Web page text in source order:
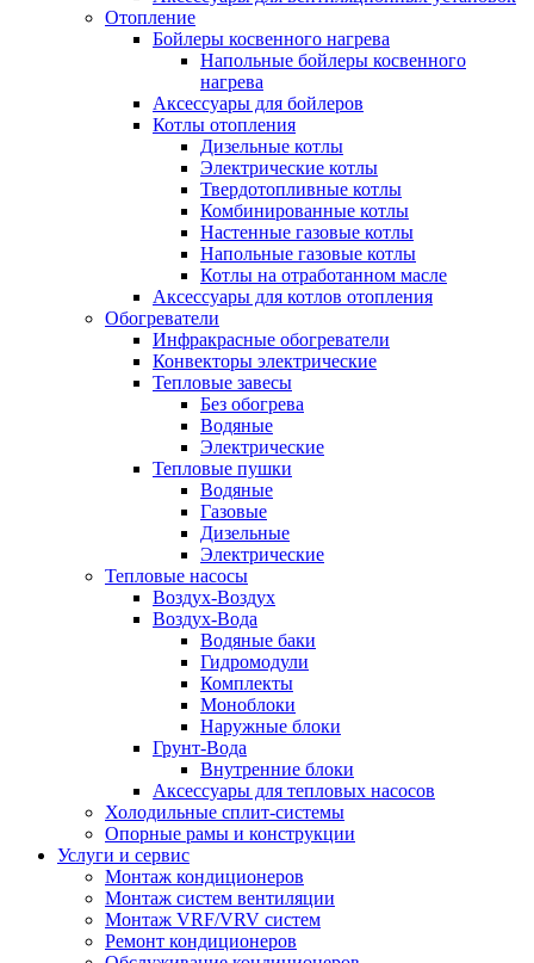
Отопление
Бойлеры косвенного нагрева
Напольные бойлеры косвенного
нагрева
Аксессуары для бойлеров
Котлы отопления
Дизельные котлы
Электрические котлы
Твердотопливные котлы
Комбинированные котлы
Настенные газовые котлы
Напольные газовые котлы
Котлы на отработанном масле
Аксессуары для котлов отопления
Обогреватели
Инфракрасные обогреватели
Конвекторы электрические
Тепловые завесы
Без обогрева
Водяные
Электрические
Тепловые пушки
Водяные
Газовые
Дизельные
Электрические
Тепловые насосы
Воздух-Воздух
Воздух-Вода
Водяные баки
Гидромодули
Комплекты
Моноблоки
Наружные блоки
Грунт-Вода
Внутренние блоки
Аксессуары для тепловых насосов
Холодильные сплит-системы
Опорные рамы и конструкции
Услуги и сервис
Монтаж кондиционеров
Монтаж систем вентиляции
Монтаж VRF/VRV систем
Ремонт кондиционеров